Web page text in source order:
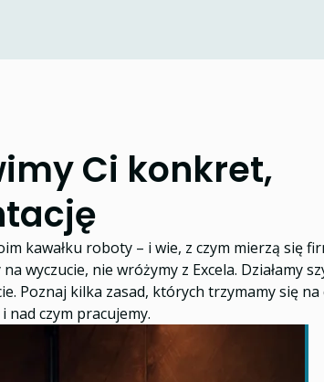
Ci konkret,
kawałku roboty – i wie, z czym mierzą się
wyczucie, nie wróżymy z Excela. Działamy
Poznaj kilka zasad, których trzymamy się na
nad czym pracujemy.